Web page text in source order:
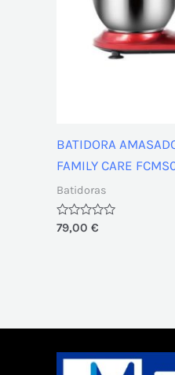
BATIDORA
FAMILY CARE
Batidoras
Valorado
con
79,00 €